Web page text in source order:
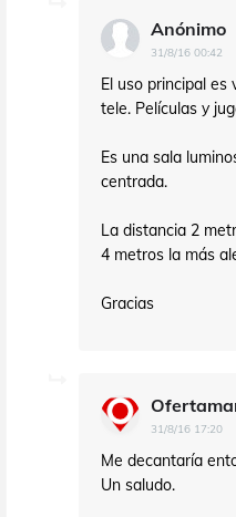
Anónimo
31/8/16 00:42
El uso principal es
tele. Películas y
Es una sala
centrada.
La distancia 2
4 metros la más
Gracias
31/8/16 17:20
Me decantaría
Un saludo.